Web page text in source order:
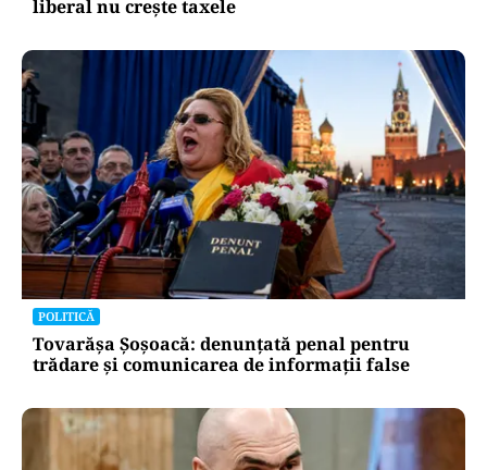
liberal nu crește taxele
POLITICĂ
Tovarășa Șoșoacă: denunțată penal pentru
trădare și comunicarea de informații false